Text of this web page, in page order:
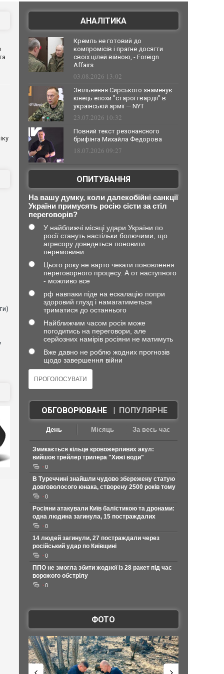
АНАЛІТИКА
Кремль не готовий до
компромісів і прагне досягти
своїх цілей війною, - Foreign
Affairs
03.08.2026 13:02
Звільнення Сирського знаменує
кінець епохи "старої гвардії" в
українській армії — NYT
23.07.2026 10:32
Повний текст резонансного
брифінга Михайла Федорова
18.07.2026 09:27
ОПИТУВАННЯ
На вашу думку, коли далекобійні санкції
України примусять росію сісти за стіл
переговорів?
У найближчі місяці удари України по
росії стануть настільки болючими, що
агресору доведеться поновити
перемовини
Цього року не варто чекати поновлення
переговорного процесу. А от наступного
- можливо все
рф навпаки піде на ескалацію попри
здоровий глузд і намагатиметься
триматися до останнього
Найближчим часом росія може
погодитись на переговори, але
серйозних намірів росіяни не матимуть
Вже давно не роблю жодних прогнозів
щодо завершення війни
ОБГОВОРЮВАНЕ| ПОПУЛЯРНЕ
День Місяць За весь час
Змикається кільце кровожерливих акул:
вийшов трейлер трилера "Хижі води"
0
В Туреччині знайшли чудово збережену статую
довговолосого юнака, створену 2500 років тому
0
Росіяни атакували Київ балістикою та дронами:
одна людина загинула, 15 постраждалих
0
14 людей загинули, 27 постраждали через
російський удар по Київщині
0
ППО не змогла збити жодної із 28 ракет під час
ворожого обстрілу
0
ФОТО